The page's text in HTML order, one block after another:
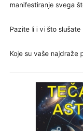
manifestiranje svega
Pazite li i vi što slušate
Koje su vaše najdraže